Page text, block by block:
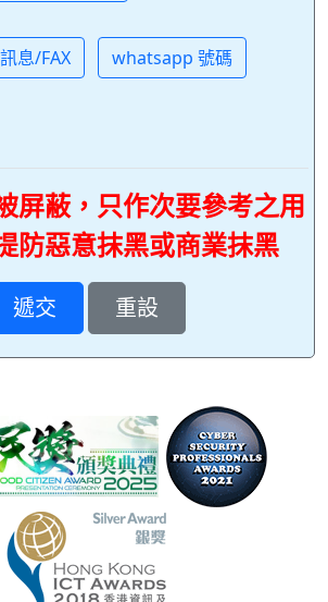
息/FAX
whatsapp 號碼
屏蔽，只作次要參考之用
防惡意抹黑或商業抹黑